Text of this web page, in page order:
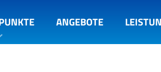
ANGEBOTE